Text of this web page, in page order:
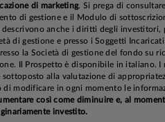
di marketing. Si prega di
di gestione e il Modulo di
anche i diritti degli investitori,
di gestione e presso i Soggetti
la Società di gestione del fondo su
Il Prospetto è disponibile in italiano.
alla valutazione di
di modificare in ogni momento le
così come diminuire e, al
investito.